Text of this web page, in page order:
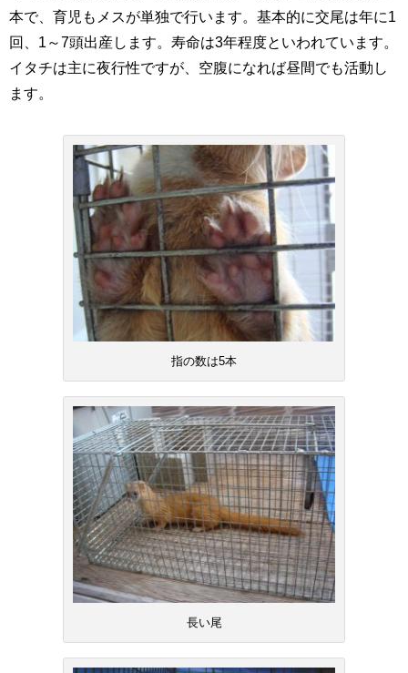
本で、育児もメスが単独で行います。基本的に交尾は年に1
回、1～7頭出産します。寿命は3年程度といわれています。
イタチは主に夜行性ですが、空腹になれば昼間でも活動し
ます。
指の数は5本
長い尾